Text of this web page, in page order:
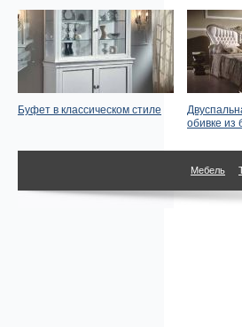
Буфет в классическом стиле
обивке из
Мебель